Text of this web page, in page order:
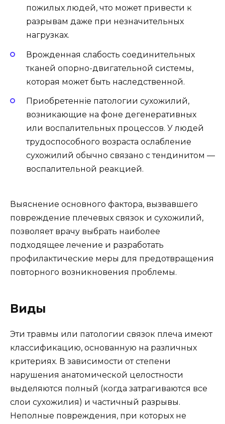
пожилых людей, что может привести к
разрывам даже при незначительных
нагрузках.
Врожденная слабость соединительных
тканей опорно-двигательной системы,
которая может быть наследственной.
Приобретенніе патологии сухожилий,
возникающие на фоне дегенеративных
или воспалительных процессов. У людей
трудоспособного возраста ослабление
сухожилий обычно связано с тендинитом —
воспалительной реакцией.
Выяснение основного фактора, вызвавшего
повреждение плечевых связок и сухожилий,
позволяет врачу выбрать наиболее
подходящее лечение и разработать
профилактические меры для предотвращения
повторного возникновения проблемы.
Виды
Эти травмы или патологии связок плеча имеют
классификацию, основанную на различных
критериях. В зависимости от степени
нарушения анатомической целостности
выделяются полный (когда затрагиваются все
слои сухожилия) и частичный разрывы.
Неполные повреждения, при которых не